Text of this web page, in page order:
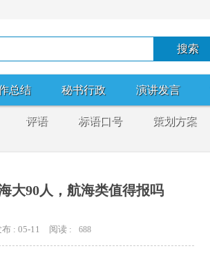
总结 秘书行政 演讲发言
评语 标语口号 策划方案
大90人，航海类值得报吗
布 : 05-11 阅读 : 688